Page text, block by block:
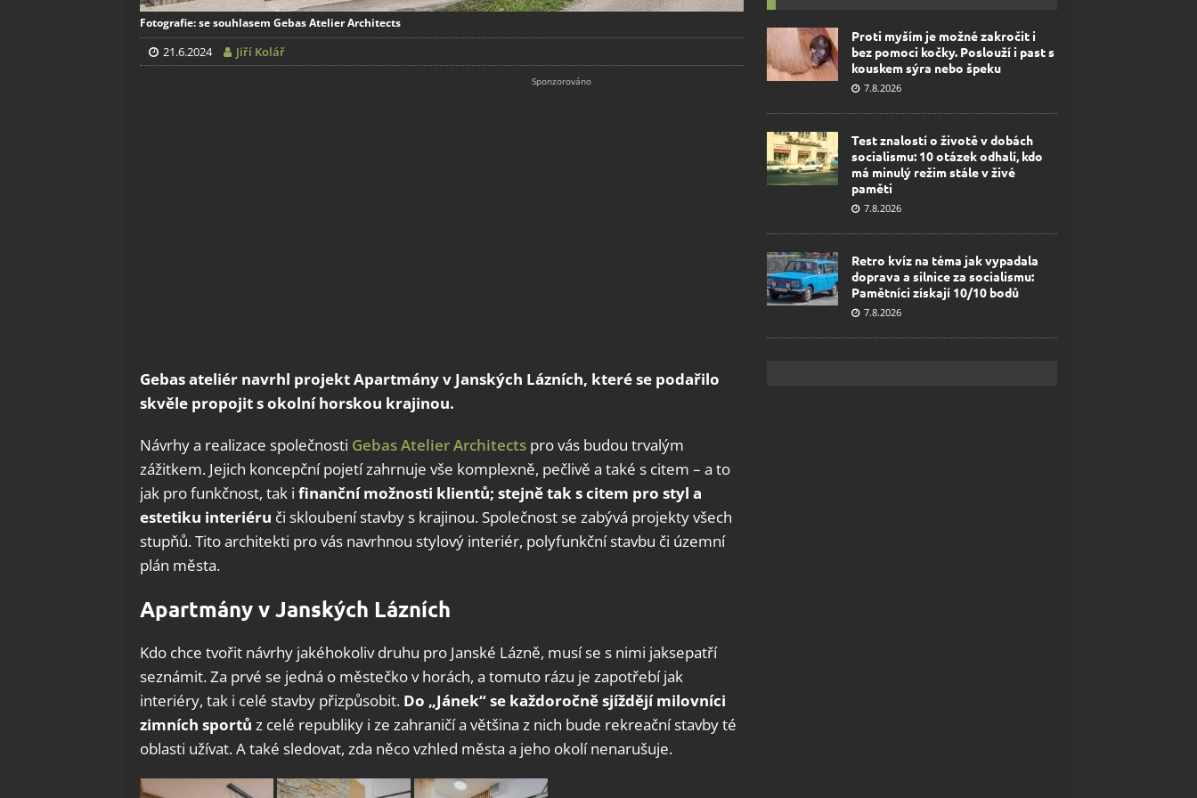
Fotografie: se souhlasem Gebas Atelier Architects
21.6.2024 Jiří Kolář
Gebas ateliér navrhl projekt Apartmány v Janských Lázních, které se podařilo
skvěle propojit s okolní horskou krajinou.
Návrhy a realizace společnosti Gebas Atelier Architects pro vás budou trvalým
zážitkem. Jejich koncepční pojetí zahrnuje vše komplexně, pečlivě a také s citem – a to
jak pro funkčnost, tak i finanční možnosti klientů; stejně tak s citem pro styl a
estetiku interiéru či skloubení stavby s krajinou. Společnost se zabývá projekty všech
stupňů. Tito architekti pro vás navrhnou stylový interiér, polyfunkční stavbu či územní
plán města.
Apartmány v Janských Lázních
Kdo chce tvořit návrhy jakéhokoliv druhu pro Janské Lázně, musí se s nimi jaksepatří
seznámit. Za prvé se jedná o městečko v horách, a tomuto rázu je zapotřebí jak
interiéry, tak i celé stavby přizpůsobit. Do „Jánek“ se každoročně sjíždějí milovníci
zimních sportů z celé republiky i ze zahraničí a většina z nich bude rekreační stavby té
oblasti užívat. A také sledovat, zda něco vzhled města a jeho okolí nenarušuje.
Proti myším je možné zakročit i
bez pomoci kočky. Poslouží i past s
kouskem sýra nebo špeku
7.8.2026
Test znalostí o životě v dobách
socialismu: 10 otázek odhalí, kdo
má minulý režim stále v živé
paměti
7.8.2026
Retro kvíz na téma jak vypadala
doprava a silnice za socialismu:
Pamětníci získají 10/10 bodů
7.8.2026